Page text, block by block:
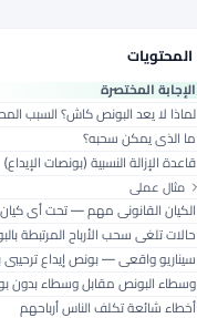
المحتويات
الإجابة المختصرة
لماذا لا يعد البونص كاش؟ السبب
ما الذي يمكن سحبه؟
قاعدة الإزالة النسبية (بونصات الإيداع)
مثال عملي
الكيان القانوني مهم — تحت أي كيان XM أنت؟
حالات تلغي سحب الأرباح المرتبطة
سيناريو واقعي — بونص إيداع ترحيبي بعد تمويل
وسطاء البونص مقابل وسطاء بدون بونص — أيهما
أخطاء شائعة تكلف الناس أرباحهم